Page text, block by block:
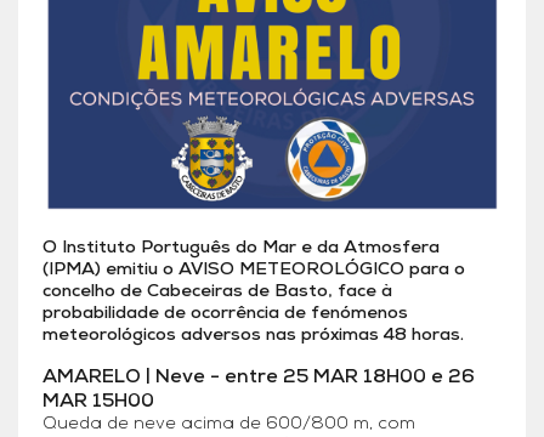
O Instituto Português do Mar e da Atmosfera
(IPMA) emitiu o AVISO METEOROLÓGICO para o
concelho de Cabeceiras de Basto, face à
probabilidade de ocorrência de fenómenos
meteorológicos adversos nas próximas 48 horas.
AMARELO | Neve - entre 25 MAR 18H00 e 26
MAR 15H00
Queda de neve acima de 600/800 m, com